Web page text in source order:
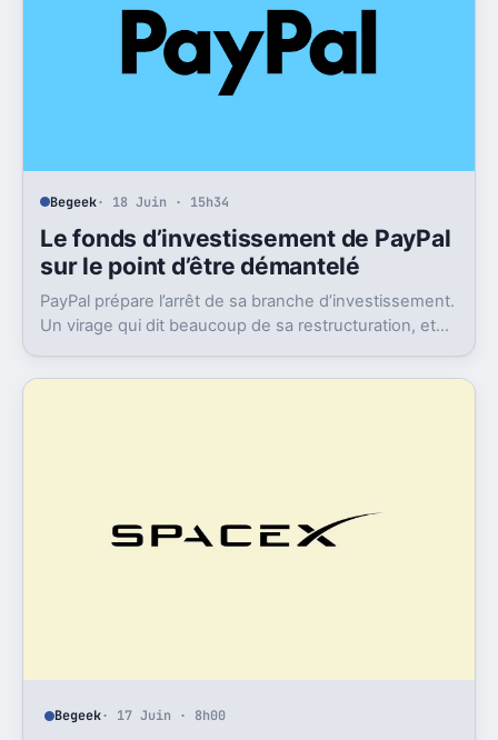
Begeek· 18 Juin · 15h34
Le fonds d’investissement de PayPal
sur le point d’être démantelé
PayPal prépare l’arrêt de sa branche d’investissement.
Un virage qui dit beaucoup de sa restructuration, et
Begeek· 17 Juin · 8h00